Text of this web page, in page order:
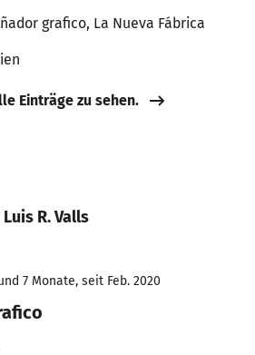
grafico, La Nueva Fábrica
Einträge zu sehen.
R. Valls
7 Monate, seit Feb. 2020